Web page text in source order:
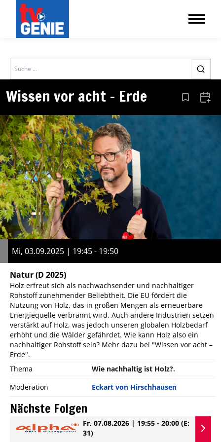
Search
Wissen vor acht – Erde Aus den
Mi, 03.09.2025 | 19:45 - 19:50
Natur(D 2025)
Holz erfreut sich als nachwachsender und nachhaltiger
Rohstoff zunehmender Beliebtheit. Die EU fördert die
Nutzung von Holz, das in großen Mengen als erneuerbare
Energiequelle verbrannt wird. Auch andere Industrien setzen
verstärkt auf Holz, was jedoch unseren globalen Holzbedarf
erhöht und die Wälder gefährdet. Wie kann Holz also ein
nachhaltiger Rohstoff sein? Mehr dazu bei "Wissen vor acht –
Erde".
Thema
Wie nachhaltig ist Holz?.
Moderation
Eckart von Hirschhausen
Nächste Folgen
Fr, 07.08.2026 | 19:55 - 20:00 (E:
31)